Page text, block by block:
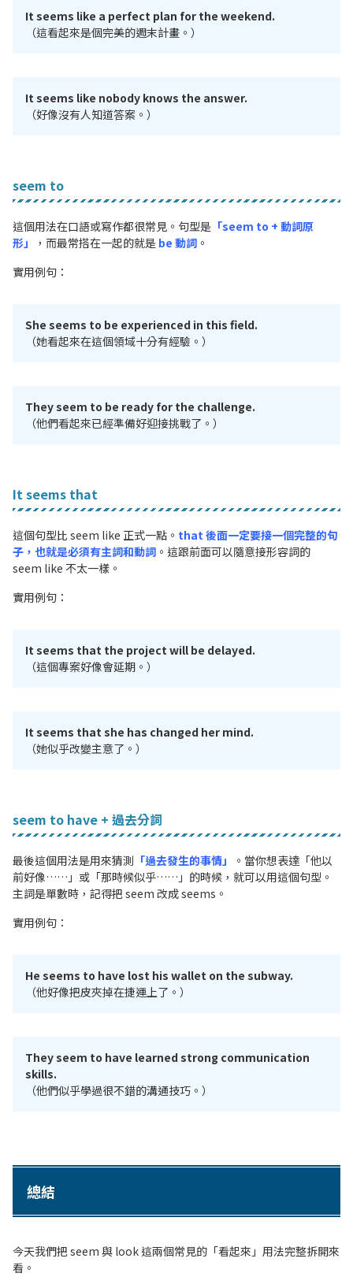
It seems like a perfect plan for the weekend.
（這看起來是個完美的週末計畫。）
It seems like nobody knows the answer.
（好像沒有人知道答案。）
seem to
這個用法在口語或寫作都很常見。句型是 「seem to + 動詞原
形」
，而最常搭在一起的就是 be 動詞 。
實用例句：
She seems to be experienced in this field.
（她看起來在這個領域十分有經驗。）
They seem to be ready for the challenge.
（他們看起來已經準備好迎接挑戰了。）
It seems that
這個句型比 seem like 正式一點。 that 後面一定要接一個完整的句
子，也就是必須有主詞和動詞 。這跟前面可以隨意接形容詞的
seem like 不太一樣。
實用例句：
It seems that the project will be delayed.
（這個專案好像會延期。）
It seems that she has changed her mind.
（她似乎改變主意了。）
seem to have + 過去分詞
最後這個用法是用來猜測 「過去發生的事情」
。當你想表達「他以
前好像……」或「那時候似乎……」的時候，就可以用這個句型。
主詞是單數時，記得把 seem 改成 seems。
實用例句：
He seems to have lost his wallet on the subway.
（他好像把皮夾掉在捷運上了。）
They seem to have learned strong communication
skills.
（他們似乎學過很不錯的溝通技巧。）
總結
今天我們把 seem 與 look 這兩個常見的「看起來」用法完整拆開來
看。